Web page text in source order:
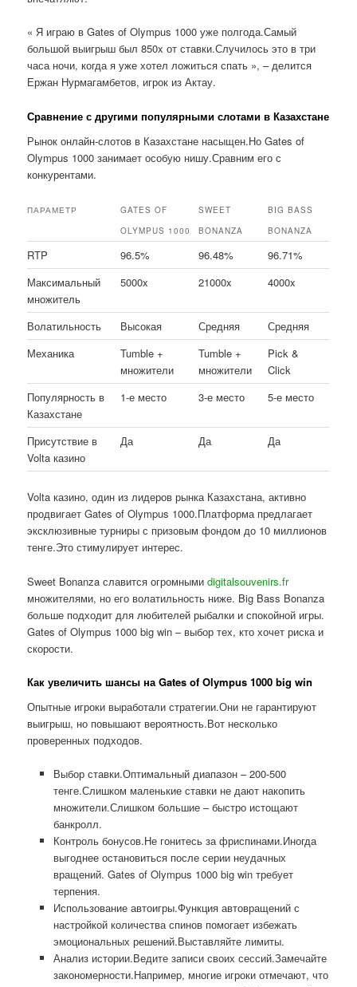
« Я играю в Gates of Olympus 1000 уже полгода.Самый
большой выигрыш был 850x от ставки.Случилось это в три
часа ночи, когда я уже хотел ложиться спать », – делится
Ержан Нурмагамбетов, игрок из Актау.
Сравнение с другими популярными слотами в Казахстане
Рынок онлайн-слотов в Казахстане насыщен.Но Gates of
Olympus 1000 занимает особую нишу.Сравним его с
конкурентами.
ПАРАМЕТР
GATES OF
OLYMPUS 1000
SWEET
BONANZA
BIG BASS
BONANZA
RTP 96.5% 96.48%
96.71%
Максимальный
множитель
5000x 21000x 4000x
Волатильность Высокая Средняя
Средняя
Механика
Tumble +
множители
Tumble +
множители
Pick &
Click
Популярность в
Казахстане
1-е место 3-е место 5-е место
Присутствие в
Volta казино
Да Да Да
Volta казино, один из лидеров рынка Казахстана, активно
продвигает Gates of Olympus 1000.Платформа предлагает
эксклюзивные турниры с призовым фондом до 10 миллионов
тенге.Это стимулирует интерес.
Sweet Bonanza славится огромнымиdigitalsouvenirs.fr
множителями, но его волатильность ниже. Big Bass Bonanza
больше подходит для любителей рыбалки и спокойной игры.
Gates of Olympus 1000 big win – выбор тех, кто хочет риска и
скорости.
Как увеличить шансы на Gates of Olympus 1000 big win
Опытные игроки выработали стратегии.Они не гарантируют
выигрыш, но повышают вероятность.Вот несколько
проверенных подходов.
Выбор ставки.Оптимальный диапазон – 200-500
тенге.Слишком маленькие ставки не дают накопить
множители.Слишком большие – быстро истощают
банкролл.
Контроль бонусов.Не гонитесь за фриспинами.Иногда
выгоднее остановиться после серии неудачных
вращений. Gates of Olympus 1000 big win требует
терпения.
Использование автоигры.Функция автовращений с
настройкой количества спинов помогает избежать
эмоциональных решений.Выставляйте лимиты.
Анализ истории.Ведите записи своих сессий.Замечайте
закономерности.Например, многие игроки отмечают, что